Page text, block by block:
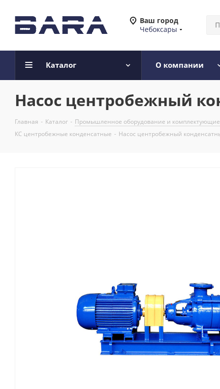
Ваш город
Чебоксары
Каталог О компании
Насос центробежный
Главная - Каталог - Промышленное оборудование и комплектующие
КС центробежные конденсатные - Насос центробежный